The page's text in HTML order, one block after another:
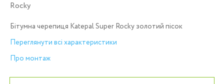
Rocky
Бітумна черепиця Katepal Super Rocky золотий пісок
Переглянути всі характеристики
Про монтаж